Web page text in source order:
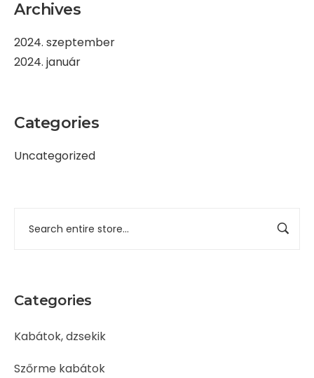
Archives
2024. szeptember
2024. január
Categories
Uncategorized
Categories
Kabátok, dzsekik
Szőrme kabátok